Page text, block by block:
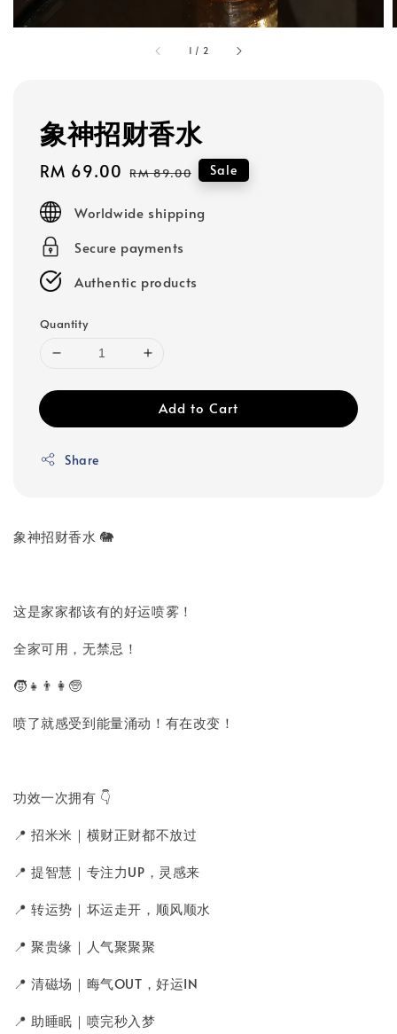
1 / 2
象神招财香水
Sale
RM 69.00 Regular
RM 89.00 Sale
Worldwide shipping
Secure payments
Authentic products
Quantity
Add to Cart
Share
象神招财香水 🐘
这是家家都该有的好运喷雾！
全家可用，无禁忌！
🧒👧👨👩🧓
喷了就感受到能量涌动！有在改变！
功效一次拥有 👇
📍 招米米｜横财正财都不放过
📍 提智慧｜专注力UP，灵感来
📍 转运势｜坏运走开，顺风顺水
📍 聚贵缘｜人气聚聚聚
📍 清磁场｜晦气OUT，好运IN
📍 助睡眠｜喷完秒入梦